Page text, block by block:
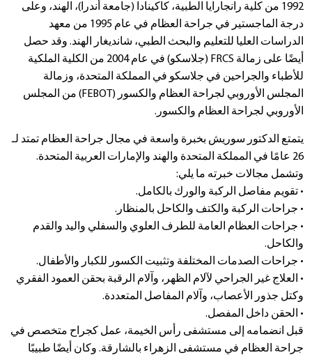
1992 من كلية رانجارايا الطبية، كاكينادا (جامعة أندرا)، الهند، وعلى
درجة الماجستير في جراحة العظام في عام 1995 من معهد
الدراسات العليا للتعليم والبحث الطبي، شانديغار الهند. وقد حصل
أيضًا على زمالة FRCS (جلاسكو) في عام 2004 من الكلية الملكية
للأطباء والجراحين في جلاسكو في المملكة المتحدة، وزمالة
المجلس الأوروبي لجراحة العظام والكسور (FEBOT) من المجلس
الأوروبي لجراحة العظام والكسور.
يتمتع الدكتور سوريش بخبرة واسعة في مجال جراحة العظام تمتد لـ
26 عامًا في المملكة المتحدة والهند والإمارات العربية المتحدة.
وتشمل مجالات خبرته ما يلي:
• تقويم مفاصل الركبة والورك بالكامل.
• جراحات الركبة والكتف والكاحل بالمنظار.
• جراحات العظام العامة للطرف العلوي والسفلي واليد والقدم
والكاحل.
• جراحات الصدمات المختلفة وتثبيت الكسور للكبار والأطفال.
• العلاج غير الجراحي لآلام الظهر، وآلام الرقبة بحقن العمود الفقري
وكتل جذور الأعصاب، وآلام المفاصل المتعددة.
• الحقن داخل المفصل.
قبل انضمامه إلى مستشفى رأس الخيمة، عمل كجراح متخصص في
جراحة العظام في مستشفى الزهراء بالشارقة. وكان أيضًا طبيبًا